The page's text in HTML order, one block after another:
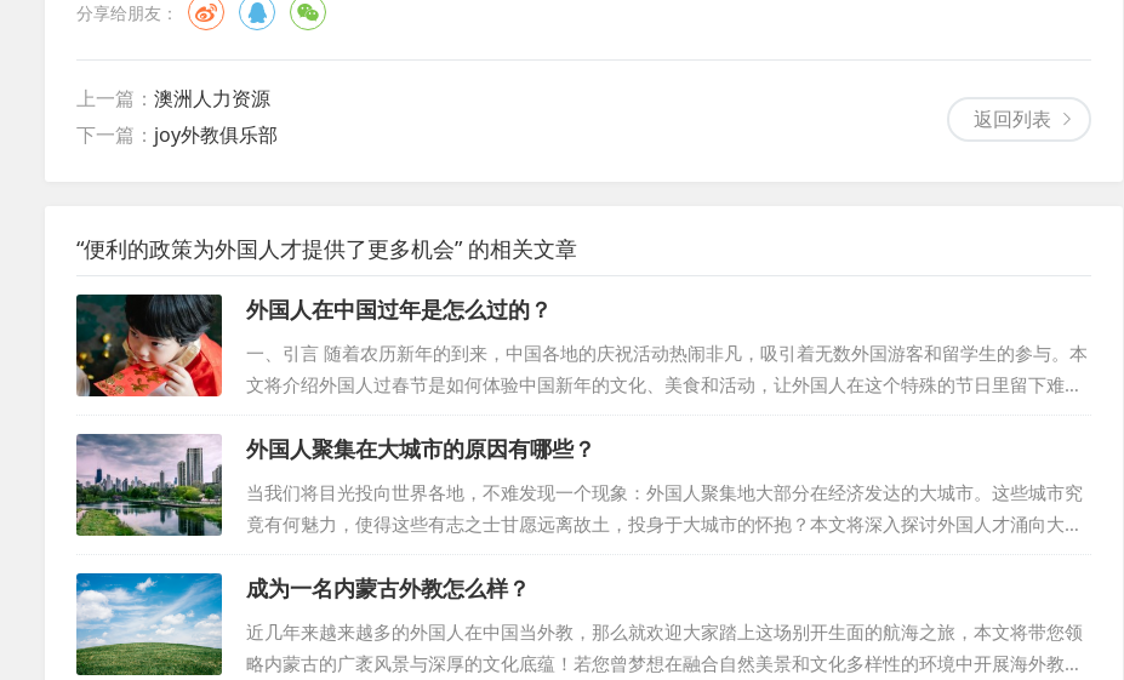
分享给朋友：
返回列表
上一篇： 澳洲人力资源
下一篇： joy外教俱乐部
“便利的政策为外国人才提供了更多机会” 的相关文章
外国人在中国过年是怎么过的？
一、引言 随着农历新年的到来，中国各地的庆祝活动热闹非凡，吸引着无数外国游客和留学生的参与。本
文将介绍外国人过春节是如何体验中国新年的文化、美食和活动，让外国人在这个特殊的节日里留下难忘
的回忆。 二、节日文化体验 上海国际学校的元旦庆祝活动了解上海一所国际学校的元旦庆祝方式，参加
装饰华丽的礼堂、观看精彩的文化表演，与外籍教师和学生们共同感受节日氛围，增进跨文化交流。 中国
元旦庆祝活动概览通过虚拟游览，了解中国各大城市的元旦庆祝活动。观赏烟花表演、参加庙会、体验民
间艺术，沉浸在浓厚的节日氛...
外国人聚集在大城市的原因有哪些？
当我们将目光投向世界各地，不难发现一个现象：外国人聚集地大部分在经济发达的大城市。这些城市究
竟有何魅力，使得这些有志之士甘愿远离故土，投身于大城市的怀抱？本文将深入探讨外国人才涌向大城
市背后的原因。 经济引擎与就业机会 大城市作为国家或地区的经济中心，拥有强大的经济实力和活力。
这里汇聚了众多企业、金融机构和跨国公司，为外国人才提供了丰富的就业机会。他们可以在这里找到与
自己专业背景相匹配的工作，实现自己的职业抱负。 产业集群与专业发展 大城市往往是产业集群的集中
地，尤其在金融、科技、医疗和媒体等领域。这种...
成为一名内蒙古外教怎么样？
近几年来越来越多的外国人在中国当外教，那么就欢迎大家踏上这场别开生面的航海之旅，本文将带您领
略内蒙古的广袤风景与深厚的文化底蕴！若您曾梦想在融合自然美景和文化多样性的环境中开展海外教